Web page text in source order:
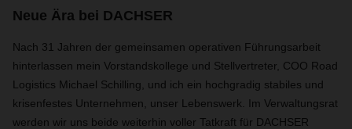
Neue Ära bei DACHSER
Nach 31 Jahren der gemeinsamen operativen Führungsarbeit
hinterlassen mein Vorstandskollege und Stellvertreter, COO Road
Logistics Michael Schilling, und ich ein hochgradig stabiles und
krisenfestes Unternehmen, unser Lebenswerk. Im Verwaltungsrat
werden wir uns beide weiterhin voller Tatkraft für DACHSER